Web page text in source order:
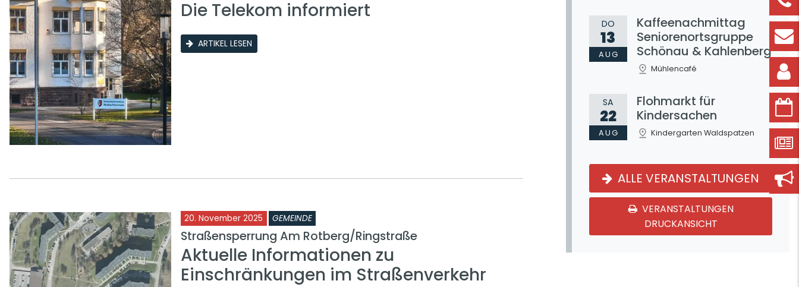
Die Telekom informiert
ARTIKEL LESEN
20. November 2025 GEMEINDE
Straßensperrung Am Rotberg/Ringstraße
Aktuelle Informationen zu
Einschränkungen im Straßenverkehr
DO
13
AUG
Kaffeenachmittag
Seniorenortsgruppe
Schönau & Kahlenberg
Mühlencafé
SA
22
AUG
Flohmarkt für
Kindersachen
Kindergarten Waldspatzen
ALLE VERANSTALTUNGEN
VERANSTALTUNGEN
DRUCKANSICHT